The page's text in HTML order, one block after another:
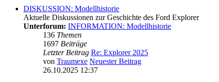
DISKUSSION: Modellhistorie
Aktuelle Diskussionen zur Geschichte des Ford Explorer
Unterforum: INFORMATION: Modellhistorie
136 Themen
1697 Beiträge
Letzter Beitrag Re: Explorer 2025
von Traumexe Neuester Beitrag
26.10.2025 12:37